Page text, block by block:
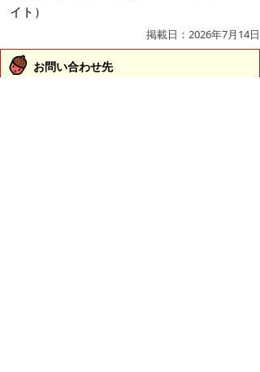
イト）
掲載日：2026年7月14日
お問い合わせ先